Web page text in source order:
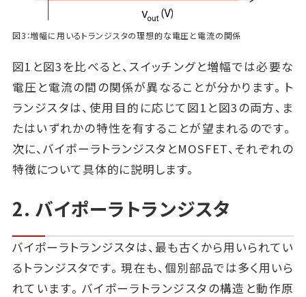
図3：増幅に用いるトランジスタの理想的な電圧と電流の関係
図1と図3を比べると、スイッチングと増幅では必要な
電圧と電流の間の関係が異なることが分かります。ト
ランジスタは、使用目的に応じて図1と図3の両方、ま
たはいずれかの特性を有することが望まれるのです。
次に、バイポーラトランジスタとMOSFET、それぞれの
特徴について具体的に説明します。
2. バイポーラトランジスタ
バイポーラトランジスタは、最も古くから用いられてい
るトランジスタです。現在も、個別部品では多く用いら
れています。バイポーラトランジスタの構造と動作原